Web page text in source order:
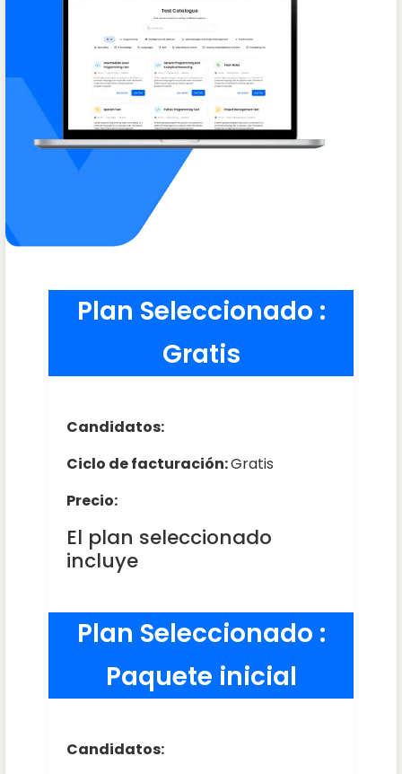
Plan Seleccionado :
Gratis
Candidatos:
Ciclo de facturación:Gratis
Precio:
El plan seleccionado
incluye
Plan Seleccionado :
Paquete inicial
Candidatos: